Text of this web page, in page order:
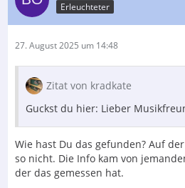
Erleuchteter
27. August 2025 um 14:48
Zitat von kradkate
Guckst du hier: Lieber
Wie hast Du das gefunden? Auf
so nicht. Die Info kam von
der das gemessen hat.